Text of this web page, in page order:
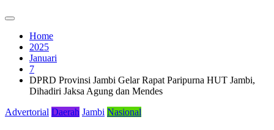
Home
2025
Januari
7
DPRD Provinsi Jambi Gelar Rapat Paripurna HUT Jambi,
Dihadiri Jaksa Agung dan Mendes
Advertorial Daerah Jambi Nasional